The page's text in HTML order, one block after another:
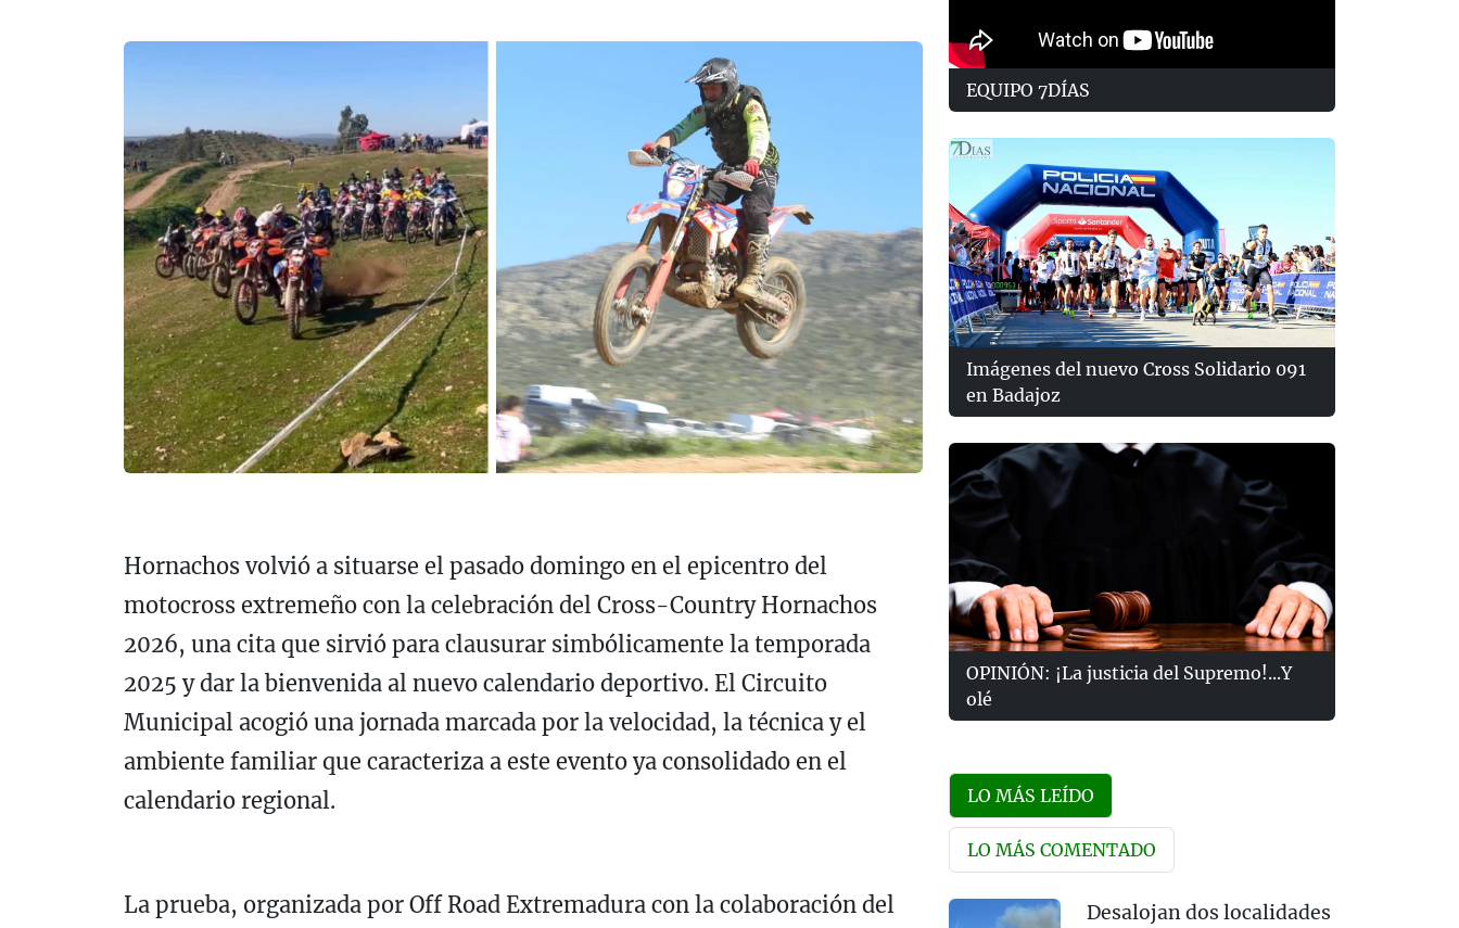
Hornachos volvió a situarse el pasado domingo en el epicentro del
motocross extremeño con la celebración del Cross-Country Hornachos
2026, una cita que sirvió para clausurar simbólicamente la temporada
2025 y dar la bienvenida al nuevo calendario deportivo. El Circuito
Municipal acogió una jornada marcada por la velocidad, la técnica y el
ambiente familiar que caracteriza a este evento ya consolidado en el
calendario regional.
La prueba, organizada por Off Road Extremadura con la colaboración del
EQUIPO 7DÍAS
Imágenes del nuevo Cross Solidario 091
en Badajoz
OPINIÓN: ¡La justicia del Supremo!...Y
olé
LO MÁS LEÍDO
LO MÁS COMENTADO
Desalojan dos localidades